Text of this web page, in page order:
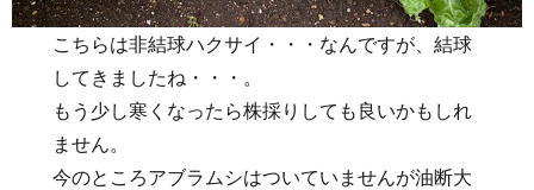
こちらは非結球ハクサイ・・・なんですが、結球
してきましたね・・・。
もう少し寒くなったら株採りしても良いかもしれ
ません。
今のところアブラムシはついていませんが油断大